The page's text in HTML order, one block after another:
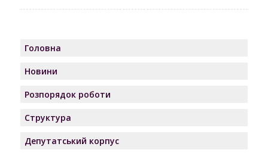
Головна
Новини
Розпорядок роботи
Структура
Депутатський корпус